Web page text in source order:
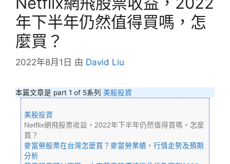
年下半年仍然值得買嗎，怎
麼買？
2022年8月1日 由 David Liu
本篇文章是 part 1 of 5系列 美股投資
美股投資
Netflix網飛股票收益，2022年下半年仍然值得買嗎，怎麼
買？
麥當勞股票在台灣怎麼買？麥當勞業績，行情走勢及預期
分析